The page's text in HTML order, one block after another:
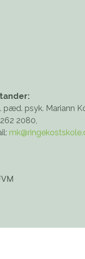
pæd. psyk. Mariann
2080,